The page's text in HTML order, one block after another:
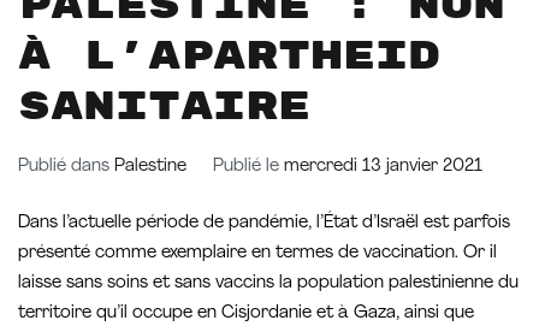
à l’apartheid
sanitaire
Publié dans Palestine Publié le mercredi 13 janvier 2021
Dans l’actuelle période de pandémie, l’État d’Israël est parfois
présenté comme exemplaire en termes de vaccination. Or il
laisse sans soins et sans vaccins la population palestinienne du
territoire qu’il occupe en Cisjordanie et à Gaza, ainsi que